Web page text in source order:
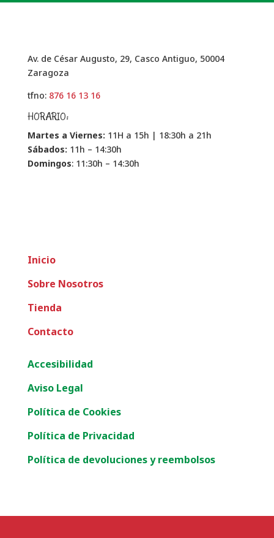
Av. de César Augusto, 29, Casco Antiguo, 50004
Zaragoza
tfno: 876 16 13 16
HORARIO:
Martes a Viernes: 11H a 15h | 18:30h a 21h
Sábados: 11h – 14:30h
Domingos: 11:30h – 14:30h
Inicio
Sobre Nosotros
Tienda
Contacto
Accesibilidad
Aviso Legal
Política de Cookies
Política de Privacidad
Política de devoluciones y reembolsos